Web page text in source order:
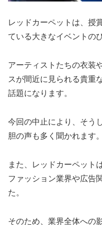
レッドカーペットは、授
ている大きなイベントの
アーティストたちの衣装
スが間近に見られる貴重
話題になります。
今回の中止により、そう
胆の声も多く聞かれます。
また、レッドカーペット
ファッション業界や広告
た。
そのため、業界全体への